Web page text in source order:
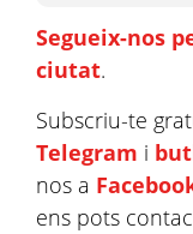
Segueix-nos
ciutat.
Subscriu-te
Telegram i
nos a
ens pots